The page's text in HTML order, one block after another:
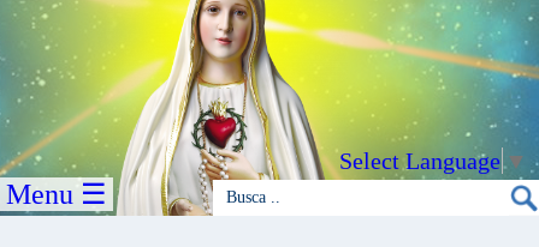
Select Language▼
Menu ☰